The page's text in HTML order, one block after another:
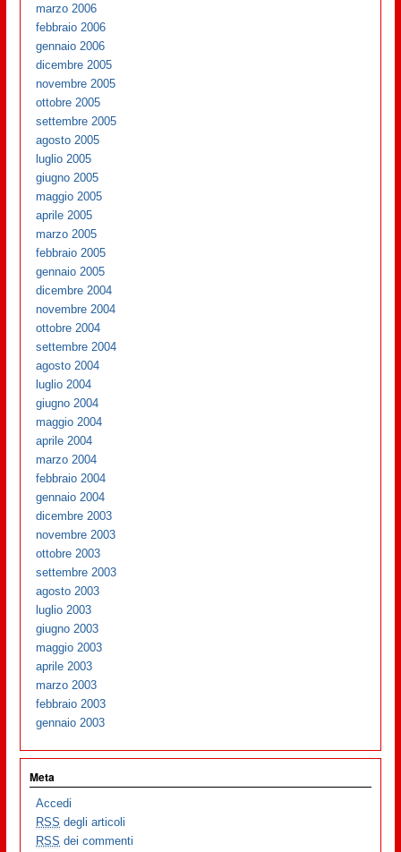
marzo 2006
febbraio 2006
gennaio 2006
dicembre 2005
novembre 2005
ottobre 2005
settembre 2005
agosto 2005
luglio 2005
giugno 2005
maggio 2005
aprile 2005
marzo 2005
febbraio 2005
gennaio 2005
dicembre 2004
novembre 2004
ottobre 2004
settembre 2004
agosto 2004
luglio 2004
giugno 2004
maggio 2004
aprile 2004
marzo 2004
febbraio 2004
gennaio 2004
dicembre 2003
novembre 2003
ottobre 2003
settembre 2003
agosto 2003
luglio 2003
giugno 2003
maggio 2003
aprile 2003
marzo 2003
febbraio 2003
gennaio 2003
Meta
Accedi
RSS degli articoli
RSS dei commenti